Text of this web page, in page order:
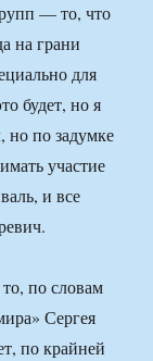
— то, что
на грани
для
будет, но я
но по задумке
участие
и все
по словам
Сергея
по крайней